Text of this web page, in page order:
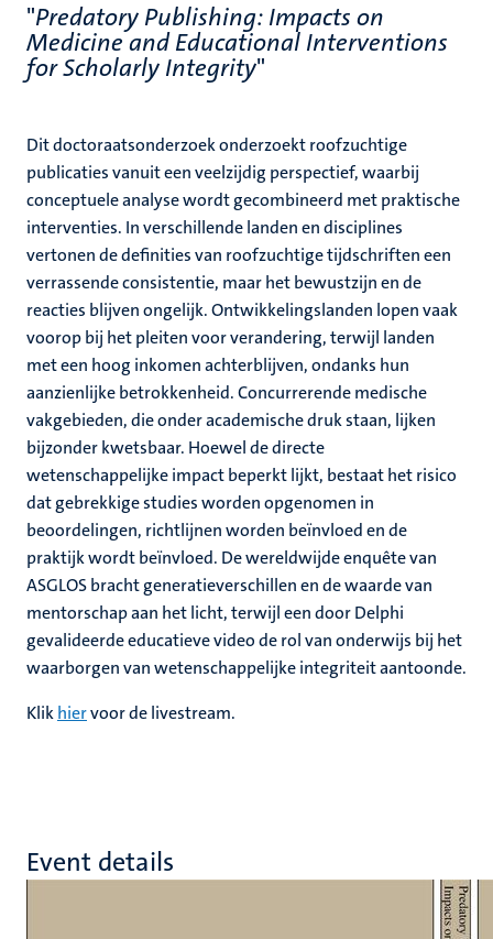
"Predatory Publishing: Impacts on
Medicine and Educational Interventions
for Scholarly Integrity"
Dit doctoraatsonderzoek onderzoekt roofzuchtige
publicaties vanuit een veelzijdig perspectief, waarbij
conceptuele analyse wordt gecombineerd met praktische
interventies. In verschillende landen en disciplines
vertonen de definities van roofzuchtige tijdschriften een
verrassende consistentie, maar het bewustzijn en de
reacties blijven ongelijk. Ontwikkelingslanden lopen vaak
voorop bij het pleiten voor verandering, terwijl landen
met een hoog inkomen achterblijven, ondanks hun
aanzienlijke betrokkenheid. Concurrerende medische
vakgebieden, die onder academische druk staan, lijken
bijzonder kwetsbaar. Hoewel de directe
wetenschappelijke impact beperkt lijkt, bestaat het risico
dat gebrekkige studies worden opgenomen in
beoordelingen, richtlijnen worden beïnvloed en de
praktijk wordt beïnvloed. De wereldwijde enquête van
ASGLOS bracht generatieverschillen en de waarde van
mentorschap aan het licht, terwijl een door Delphi
gevalideerde educatieve video de rol van onderwijs bij het
waarborgen van wetenschappelijke integriteit aantoonde.
Klikhiervoor de livestream.
Event details